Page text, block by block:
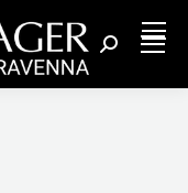
Cerca: